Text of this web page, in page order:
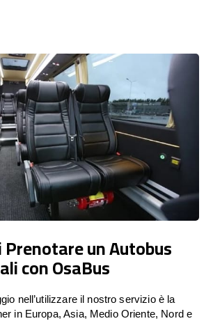
un Autobus
con OsaBus
nell’utilizzare il nostro servizio è la
in Europa, Asia, Medio Oriente, Nord e